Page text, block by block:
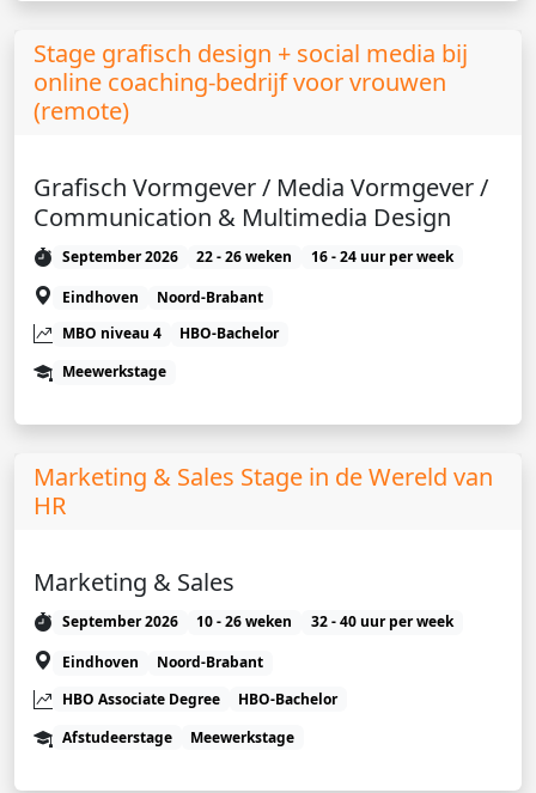
Stage grafisch design + social media bij
online coaching-bedrijf voor vrouwen
(remote)
Grafisch Vormgever / Media Vormgever /
Communication & Multimedia Design
September 2026 22 - 26 weken
16 - 24 uur per week
Eindhoven
Noord-Brabant
MBO niveau 4
HBO-Bachelor
Meewerkstage
Marketing & Sales Stage in de Wereld van
HR
Marketing & Sales
September 2026 10 - 26 weken
32 - 40 uur per week
Eindhoven
Noord-Brabant
HBO Associate Degree
HBO-Bachelor
Afstudeerstage
Meewerkstage